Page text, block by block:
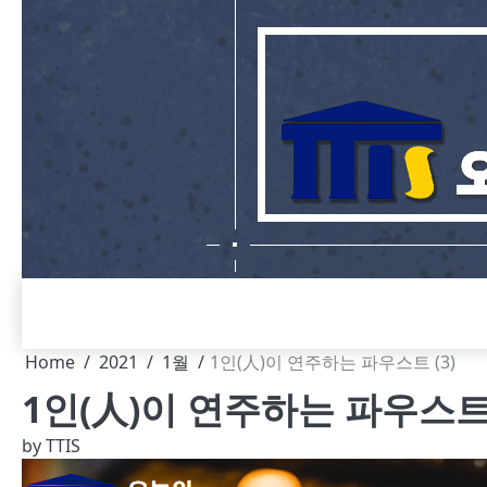
Home 2021 1월 1인(人)이 연주하는 파우스트 (3)
1인(人)이 연주하는 파우스
byTTIS